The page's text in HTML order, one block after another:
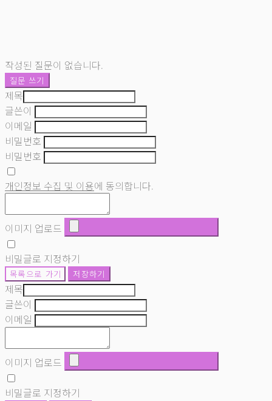
작성된 질문이 없습니다.
질문 쓰기
제목
글쓴이
이메일
비밀번호
비밀번호
개인정보 수집 및 이용에 동의합니다.
이미지 업로드
비밀글로 지정하기
목록으로 가기 저장하기
제목
글쓴이
이메일
이미지 업로드
비밀글로 지정하기